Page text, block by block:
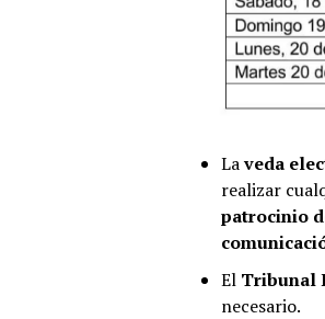
Laveda
realizar
patrocinio
El Tribunal
necesario.